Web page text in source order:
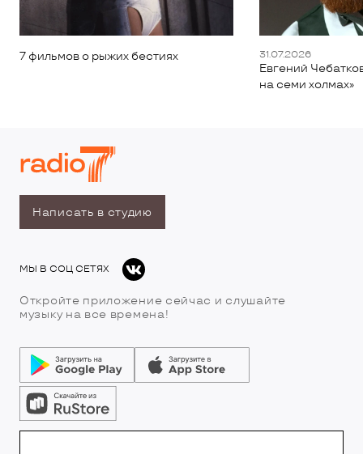
7 фильмов о рыжих бестиях 31.07.2026
Евгений
на семи холмах»
Написать в студию
МЫ В СОЦ СЕТЯХ
Откройте приложение сейчас и слушайте
музыку на все времена!